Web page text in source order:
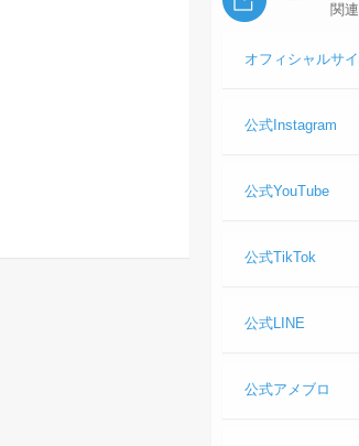
関
オフィシャルサイ
公式Instagram
公式YouTube
公式TikTok
公式LINE
公式アメブロ